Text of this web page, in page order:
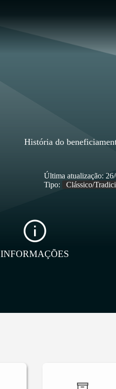
História do
Última atualização:
Tipo:
Clássico/
INFORMAÇÕES